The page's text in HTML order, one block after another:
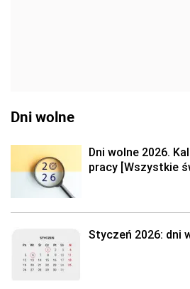
Dni wolne
Dni wolne 2026.
pracy [Wszystkie
Styczeń 2026: dni